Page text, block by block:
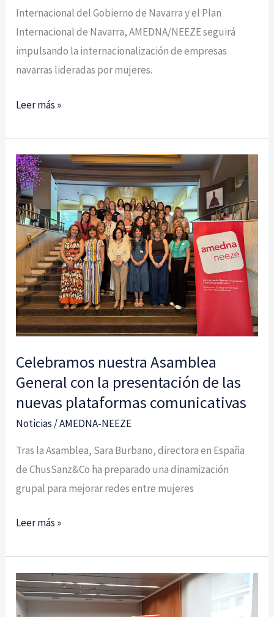
Internacional del Gobierno de Navarra y el Plan
Internacional de Navarra, AMEDNA/NEEZE seguirá
impulsando la internacionalización de empresas
navarras lideradas por mujeres.
Leer más »
Celebramos nuestra Asamblea
General con la presentación de las
nuevas plataformas comunicativas
Noticias /AMEDNA-NEEZE
Tras la Asamblea, Sara Burbano, directora en España
de ChusSanz&Co ha preparado una dinamización
grupal para mejorar redes entre mujeres
Celebramos
nuestra
Asamblea
General
con
la
presentación
de
las
nuevas
comunicativas
Leer más »
Celebración
de